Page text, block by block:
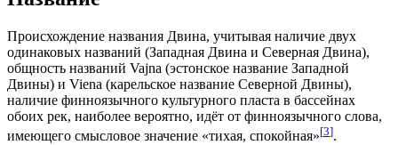
Происхождение названия Двина, учитывая наличие двух
одинаковых названий (Западная Двина и Северная Двина),
общность названий Vajna (эстонское название Западной
Двины) и Viena (карельское название Северной Двины),
наличие финноязычного культурного пласта в бассейнах
обоих рек, наиболее вероятно, идёт от финноязычного слова,
имеющего смысловое значение «тихая, спокойная»[3].